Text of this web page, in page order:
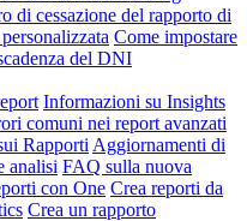
di cessazione del rapporto di
Come impostare
del DNI
Informazioni su Insights
comuni nei report avanzati
Rapporti Aggiornamenti di
analisi FAQ sulla nuova
con One Crea reporti da
Crea un rapporto